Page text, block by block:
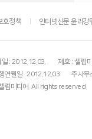
호정책 인터넷신문 윤리강
: 2012.12.03.
제호 : 셀럽
연월일 : 2012.12.03
주사무
럽미디어. All rights reserved.